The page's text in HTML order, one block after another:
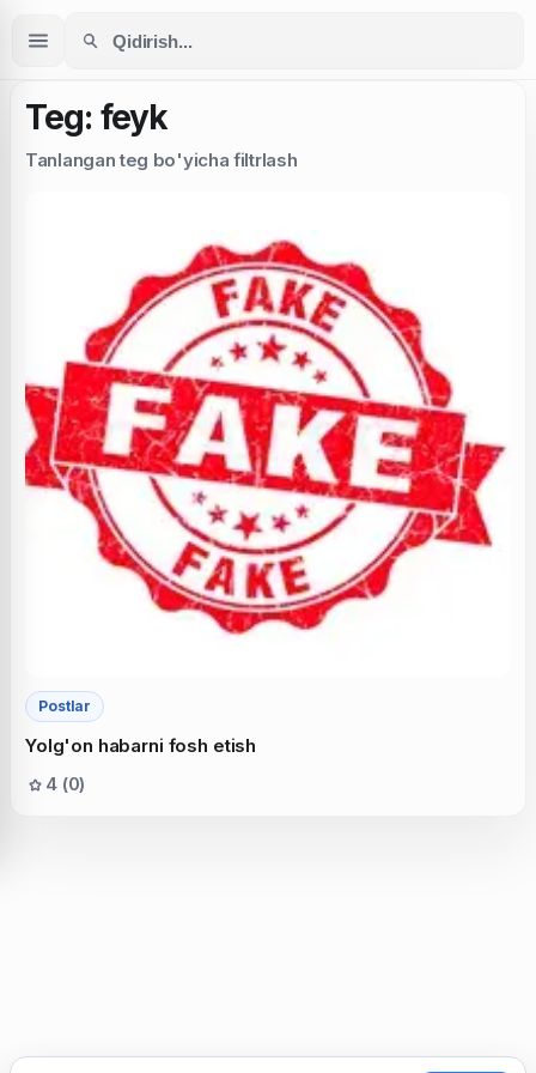
Teg: feyk
Tanlangan teg bo'yicha filtrlash
Postlar
Yolg'on habarni fosh etish
4 (0)